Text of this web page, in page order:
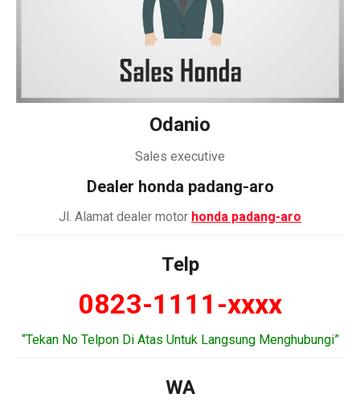
Odanio
Sales executive
Dealer honda padang-aro
Jl. Alamat dealer motor honda padang-aro
Telp
0823-1111-xxxx
“Tekan No Telpon Di Atas Untuk Langsung Menghubungi”
WA